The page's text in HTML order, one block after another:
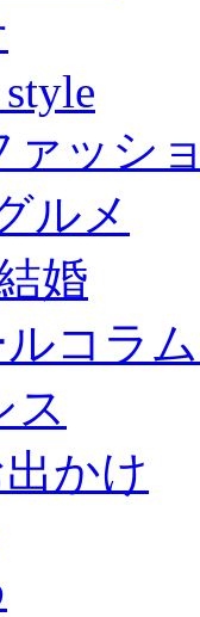
ァッシ
ルメ
婚
コラ
ス
かけ